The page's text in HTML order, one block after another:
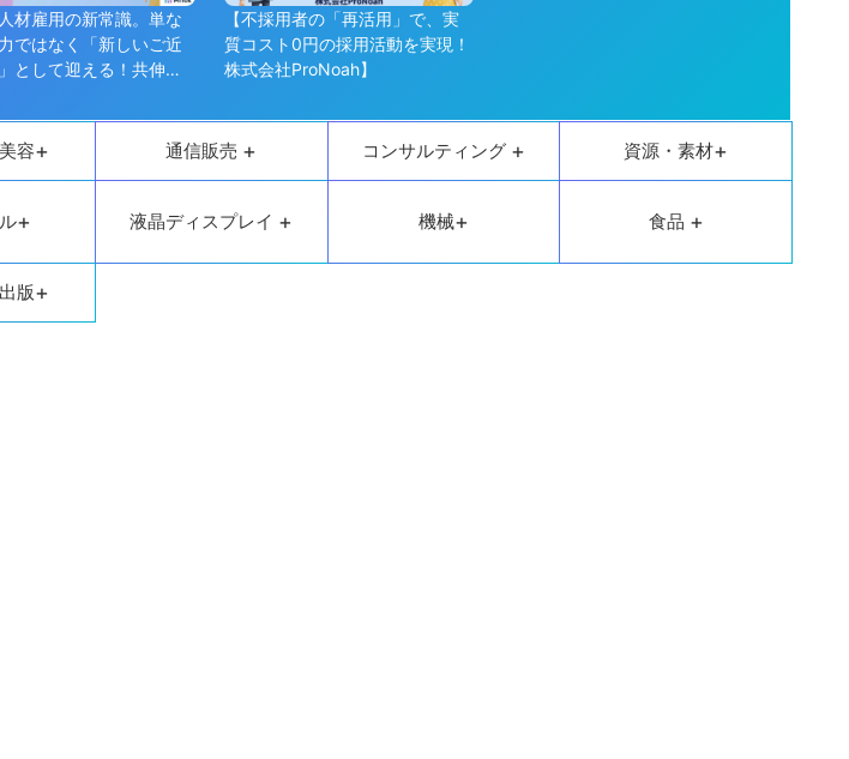
容+ 通信販売 + コンサルティング + 資源・素材+
+ 液晶ディスプレイ + 機械+ 食品 +
版+
人材雇用の新常識。単な
ではなく「新しいご近
として迎える！共伸事
【不採用者の「再活用」で、実
質コスト0円の採用活動を実現！
株式会社ProNoah】